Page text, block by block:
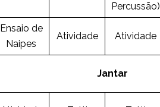
Percussão)
Ensaio de
Naipes
Atividade Atividade
Jantar